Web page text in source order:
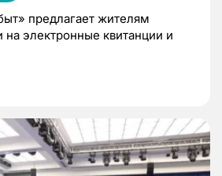
предлагает жителям
на электронные квитанции и